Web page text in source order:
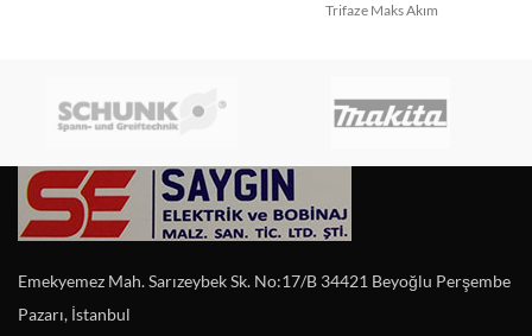
Trifaze Maks Akım
Emekyemez Mah. Sarızeybek Sk. No:17/B 34421 Beyoğlu Perşembe
Pazarı, İstanbul